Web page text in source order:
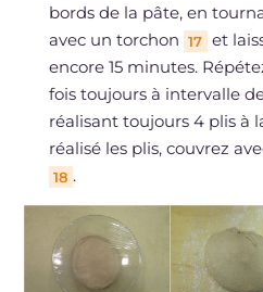
bords de la pâte, en
avec un torchon 17 et
encore 15 minutes.
fois toujours à intervalle
réalisant toujours 4 plis à
réalisé les plis, couvrez
18 .